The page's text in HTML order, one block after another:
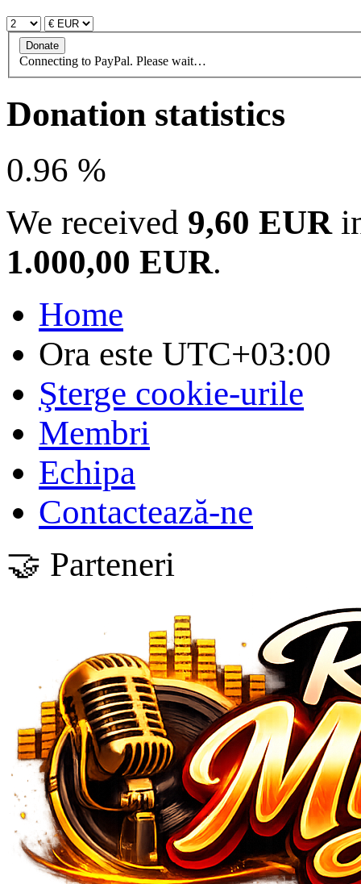
Connecting to PayPal. Please wait…
Donation statistics
0.96 %
We received 9,60 EUR
1.000,00 EUR.
Home
Ora este UTC+03:00
Şterge cookie-urile
Membri
Echipa
Contactează-ne
🤝 Parteneri